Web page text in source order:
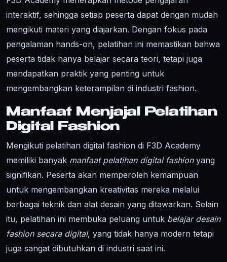
interaktif, sehingga setiap peserta dapat dengan mudah
mengikuti materi yang diajarkan. Dengan fokus pada
pengalaman hands-on, pelatihan ini memastikan bahwa
peserta tidak hanya belajar secara teori, tetapi juga
mendapatkan praktik yang penting untuk
mengembangkan keterampilan di industri fashion.
Manfaat Menjajal Pelatihan
Digital Fashion
Mengikuti pelatihan digital fashion di F3D Academy
memiliki banyak manfaat pelatihan digital fashionyang
signifikan. Peserta akan memperoleh kemampuan
untuk mengembangkan kreativitas mereka melalui
berbagai teknik dan alat desain yang ditawarkan. Selain
itu, pelatihan ini membuka peluang untuk belajar desain
fashion secara digital, yang tidak hanya modern tetapi
juga sangat dibutuhkan di industri saat ini.